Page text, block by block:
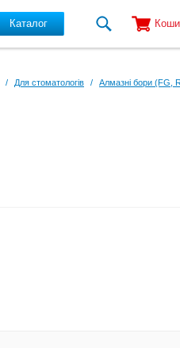
Каталог
/ Для стоматологів / Алмазні бори (FG,